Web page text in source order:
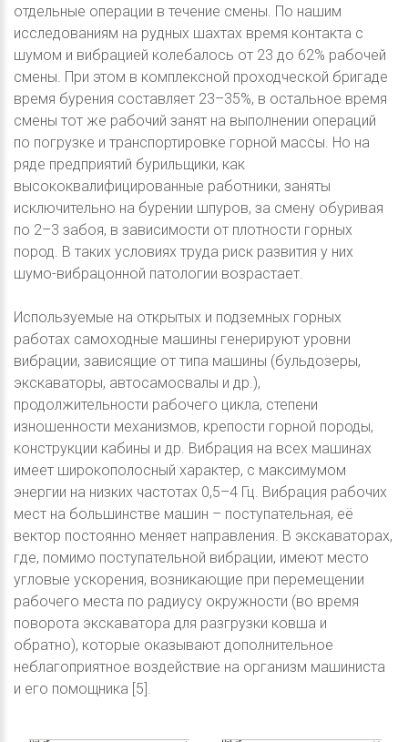
отдельные операции в течение смены. По нашим
исследованиям на рудных шахтах время контакта с
шумом и вибрацией колебалось от 23 до 62% рабочей
смены. При этом в комплексной проходческой бригаде
время бурения составляет 23–35%, в остальное время
смены тот же рабочий занят на выполнении операций
по погрузке и транспортировке горной массы. Но на
ряде предприятий бурильщики, как
высококвалифицированные работники, заняты
исключительно на бурении шпуров, за смену обуривая
по 2–3 забоя, в зависимости от плотности горных
пород. В таких условиях труда риск развития у них
шумо-вибрацонной патологии возрастает.
Используемые на открытых и подземных горных
работах самоходные машины генерируют уровни
вибрации, зависящие от типа машины (бульдозеры,
экскаваторы, автосамосвалы и др.),
продолжительности рабочего цикла, степени
изношенности механизмов, крепости горной породы,
конструкции кабины и др. Вибрация на всех машинах
имеет широкополосный характер, с максимумом
энергии на низких частотах 0,5–4 Гц. Вибрация рабочих
мест на большинстве машин – поступательная, её
вектор постоянно меняет направления. В экскаваторах,
где, помимо поступательной вибрации, имеют место
угловые ускорения, возникающие при перемещении
рабочего места по радиусу окружности (во время
поворота экскаватора для разгрузки ковша и
обратно), которые оказывают дополнительное
неблагоприятное воздействие на организм машиниста
и его помощника [5].